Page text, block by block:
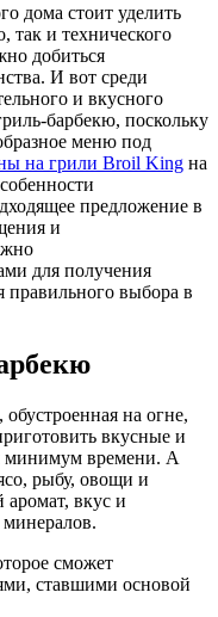
дома стоит уделить
так и технического
добиться
И вот среди
и вкусного
барбекю, поскольку
меню под
на грили Broil King на
предложение в
и
для получения
правильного выбора в
на огне,
вкусные и
минимум времени. А
рыбу, овощи и
вкус и
сможет
ставшими основой